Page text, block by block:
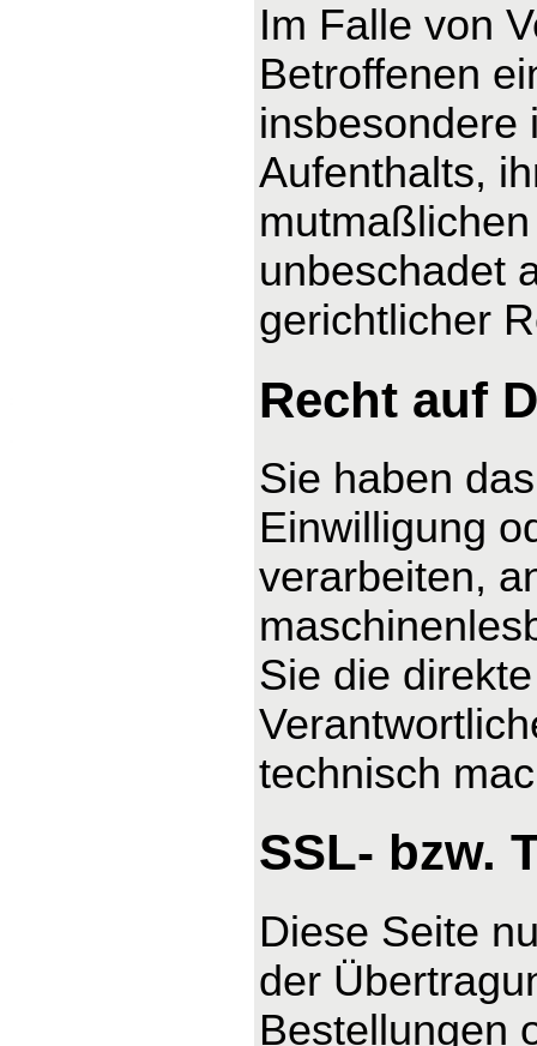
Im Falle von
Betroffenen
insbesondere
Aufenthalts,
unbeschadet
gerichtlicher
Recht auf
Sie haben
Einwilligung
verarbeiten,
Sie die
technisch
SSL- bzw.
Diese Seite
der
Bestellungen